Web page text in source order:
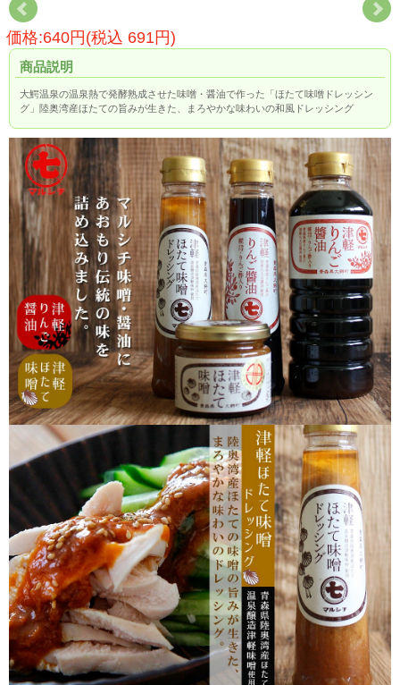
価格:640円(税込 691円)
商品説明
大鰐温泉の温泉熱で発酵熟成させた味噌・醤油で作った「ほたて味噌ドレッシン
グ」陸奥湾産ほたての旨みが生きた、まろやかな味わいの和風ドレッシング